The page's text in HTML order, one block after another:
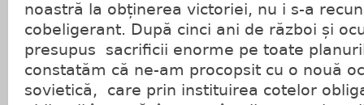
noastră la obținerea victoriei, nu i s-a
cobeligerant. După cinci ani de război și
presupus sacrificii enorme pe toate
constatăm că ne-am procopsit cu o nouă
sovietică, care prin instituirea cotelor